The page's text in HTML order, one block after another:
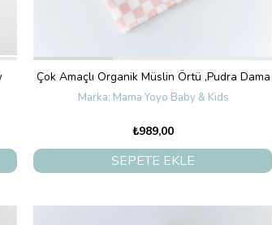
Çok Amaçlı Organik Müslin Örtü ,Pudra Dama
Mama Yoyo Baby & Kids
₺989,00
SEPETE EKLE